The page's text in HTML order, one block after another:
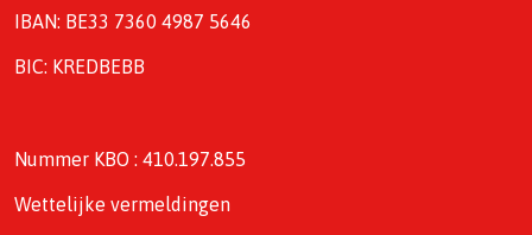
IBAN: BE33 7360 4987 5646
BIC: KREDBEBB
Nummer KBO : 410.197.855
Wettelijke vermeldingen